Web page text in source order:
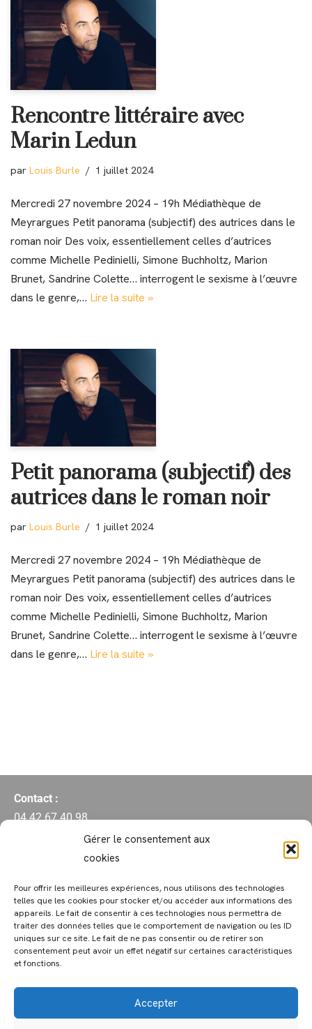
Gérer le consentement aux
cookies
Pour offrir les meilleures expériences, nous utilisons des technologies
telles que les cookies pour stocker et/ou accéder aux informations des
appareils. Le fait de consentir à ces technologies nous permettra de
traiter des données telles que le comportement de navigation ou les ID
uniques sur ce site. Le fait de ne pas consentir ou de retirer son
consentement peut avoir un effet négatif sur certaines caractéristiques
et fonctions.
Accepter
Rencontre littéraire avec
Marin Ledun
par Louis Burle 1 juillet 2024
Mercredi 27 novembre 2024 – 19h Médiathèque de
Meyrargues Petit panorama (subjectif) des autrices dans le
roman noir Des voix, essentiellement celles d’autrices
comme Michelle Pedinielli, Simone Buchholtz, Marion
Brunet, Sandrine Colette… interrogent le sexisme à l’œuvre
dans le genre,… Lire la suite »
Petit panorama (subjectif) des
autrices dans le roman noir
par Louis Burle 1 juillet 2024
Mercredi 27 novembre 2024 – 19h Médiathèque de
Meyrargues Petit panorama (subjectif) des autrices dans le
roman noir Des voix, essentiellement celles d’autrices
comme Michelle Pedinielli, Simone Buchholtz, Marion
Brunet, Sandrine Colette… interrogent le sexisme à l’œuvre
dans le genre,… Lire la suite »
Contact :
04 42 67 40 98
mediatheque@meyrargues.fr
17, cours des Alpes
Horaires d’accueil du public :
Mardi : 16h-19h
Mercredi : 9h-13h et 14h-18h
Vendredi : 16h-19h
Samedi : 9h-12h30 et 14h30-18h30